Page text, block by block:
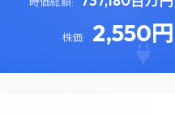
株価: 2,550円